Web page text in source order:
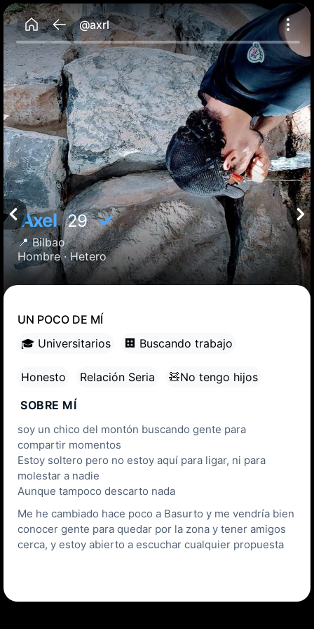
@axrl
Axel29✓
📍Bilbao
Hombre ·Hetero
UN POCO DE MÍ
🎓 Universitarios
🏢 Buscando trabajo
Honesto Relación Seria
🧸No tengo hijos
SOBRE MÍ
soy un chico del montón buscando gente para
compartir momentos
Estoy soltero pero no estoy aquí para ligar, ni para
molestar a nadie
Aunque tampoco descarto nada
Me he cambiado hace poco a Basurto y me vendría bien
conocer gente para quedar por la zona y tener amigos
cerca, y estoy abierto a escuchar cualquier propuesta